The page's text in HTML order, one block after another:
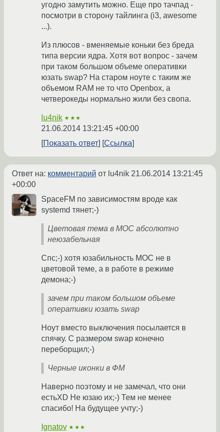
угодно замутить можно. Еще про тачпад -
посмотри в сторону тайлинга (i3, awesome
...).
Из плюсов - вменяемые коньки без бреда
типа версии ядра. Хотя вот вопрос - зачем
при таком большом объеме оперативки
юзать swap? На старом ноуте с таким же
объемом RAM не то что Openbox, а
четверокеды нормально жили без свопа.
lu4nik ★★★
21.06.2014 13:21:45 +00:00
Показать ответ
Ссылка
Ответ на: комментарий от lu4nik 21.06.2014 13:21:45
+00:00
SpaceFM по зависимостям вроде как
systemd тянет;-)
Цветовая тема в MOC абсолютно
неюзабельная
Спс;-) хотя юзабильность MOC не в
цветовой теме, а в работе в режиме
демона;-)
зачем при таком большом объеме
оперативки юзать swap
Ноут вместо выключения посылается в
спячку. С размером swap конечно
переборщил;-)
Черные иконки в ФМ
Наверно поэтому и не замечал, что они
естьXD Не юзаю их;-) Тем не менее
спасибо! На будущее учту;-)
Ignatov ★★★